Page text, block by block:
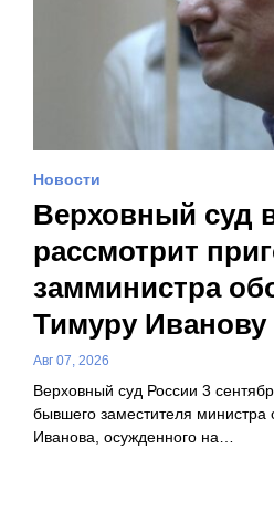
Новости
Верховный суд
рассмотрит
замминистра
Тимуру Иванову
Авг 07, 2026
Верховный суд России 3
бывшего заместителя
Иванова, осужденного на…